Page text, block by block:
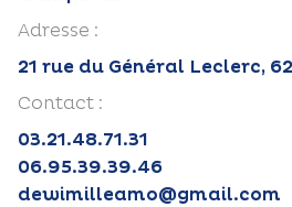
Adresse :
21 rue du Général Leclerc,
Contact :
03.21.48.71.31
06.95.39.39.46
dewimilleamo@gmail.com